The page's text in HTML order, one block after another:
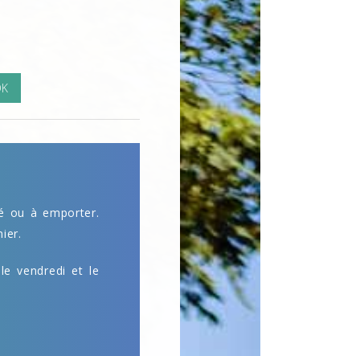
ou à emporter.
vendredi et le